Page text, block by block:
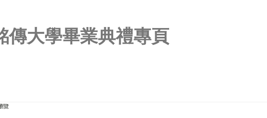
傳大學畢業典禮專頁
覽